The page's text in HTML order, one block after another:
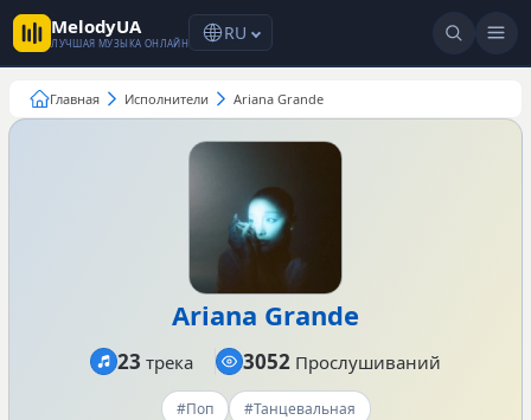
MelodyUA
ЛУЧШАЯ МУЗЫКА ОНЛАЙН RU
Главная Исполнители Ariana Grande
Ariana Grande
#Поп #Танцевальная
23 трека 3052 Прослушиваний